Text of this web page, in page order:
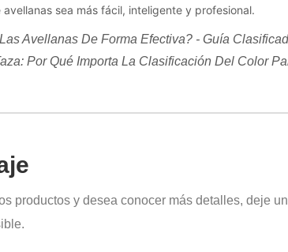
sea más fácil, inteligente y profesional.
Avellanas De Forma Efectiva? - Guía
Por Qué Importa La Clasificación Del Color
productos y desea conocer más detalles, deje